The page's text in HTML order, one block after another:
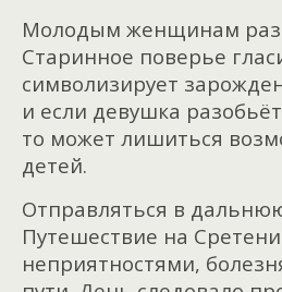
Молодым женщинам
Старинное поверье
символизирует
и если девушка
то может лишиться
детей.
Отправляться в
Путешествие на
неприятностями,